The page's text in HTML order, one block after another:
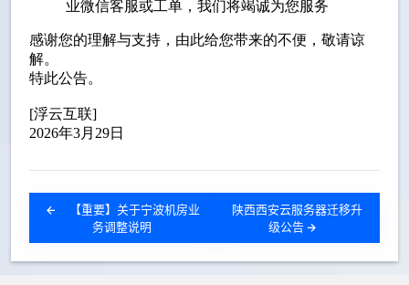
【重要】关于宁波机房业
务调整说明
陕西西安云服务器迁移升
级公告